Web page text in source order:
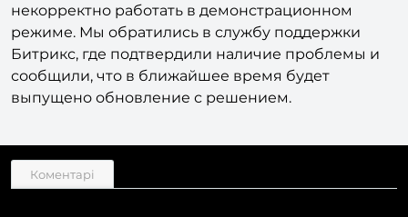
некорректно работать в демонстрационном
режиме. Мы обратились в службу поддержки
Битрикс, где подтвердили наличие проблемы и
сообщили, что в ближайшее время будет
выпущено обновление с решением.
Коментарі